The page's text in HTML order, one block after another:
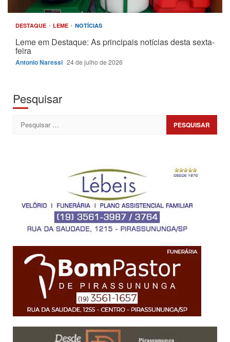
DESTAQUE LEME NOTÍCIAS
Leme em Destaque: As principais notícias desta sexta-
feira
Antonio Naressi 24 de julho de 2026
Pesquisar
Pesquisar